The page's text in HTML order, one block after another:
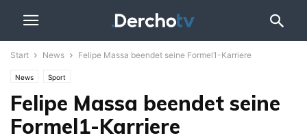
Start News Felipe Massa beendet seine Formel1-Karriere
News Sport
Felipe Massa beendet seine
Formel1-Karriere